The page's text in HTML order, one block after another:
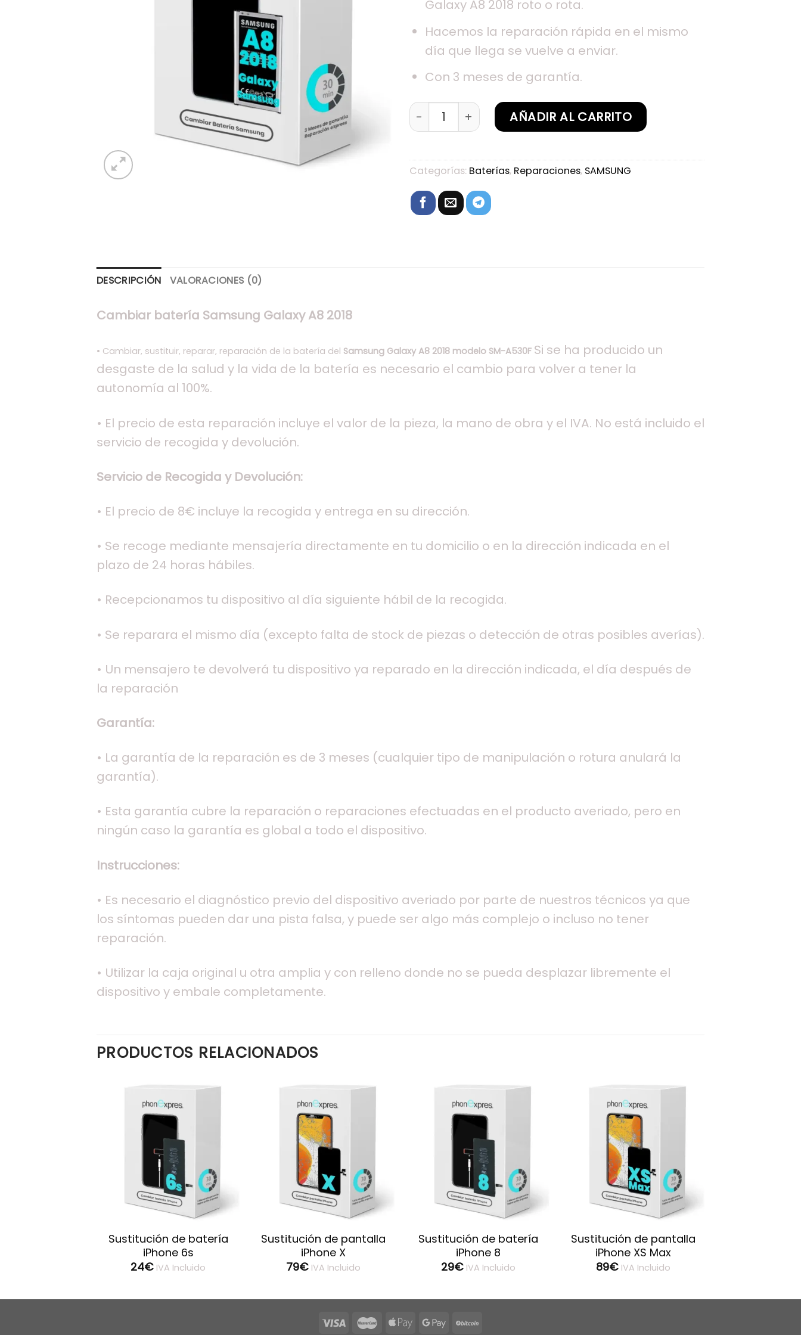
Galaxy A8 2018 roto o rota.
Hacemos la reparación rápida en el mismo
día que llega se vuelve a enviar.
Con 3 meses de garantía.
Sustitución de batería Samsung Galaxy A8 2018 cantidad
AÑADIR AL CARRITO
Categorías: Baterías, Reparaciones, SAMSUNG
DESCRIPCIÓN VALORACIONES (0)
Cambiar batería Samsung Galaxy A8 2018
• Cambiar, sustituir, reparar, reparación de la batería del Samsung Galaxy A8 2018 modelo SM-A530F Si se ha producido un
desgaste de la salud y la vida de la batería es necesario el cambio para volver a tener la
autonomía al 100%.
• El precio de esta reparación incluye el valor de la pieza, la mano de obra y el IVA. No está incluido el
servicio de recogida y devolución.
Servicio de Recogida y Devolución:
• El precio de 8€ incluye la recogida y entrega en su dirección.
• Se recoge mediante mensajería directamente en tu domicilio o en la dirección indicada en el
plazo de 24 horas hábiles.
• Recepcionamos tu dispositivo al día siguiente hábil de la recogida.
• Se reparara el mismo día (excepto falta de stock de piezas o detección de otras posibles averías).
• Un mensajero te devolverá tu dispositivo ya reparado en la dirección indicada, el día después de
la reparación
Garantía:
• La garantía de la reparación es de 3 meses (cualquier tipo de manipulación o rotura anulará la
garantía).
• Esta garantía cubre la reparación o reparaciones efectuadas en el producto averiado, pero en
ningún caso la garantía es global a todo el dispositivo.
Instrucciones:
• Es necesario el diagnóstico previo del dispositivo averiado por parte de nuestros técnicos ya que
los síntomas pueden dar una pista falsa, y puede ser algo más complejo o incluso no tener
reparación.
• Utilizar la caja original u otra amplia y con relleno donde no se pueda desplazar libremente el
dispositivo y embale completamente.
PRODUCTOS RELACIONADOS
Sustitución de batería
iPhone 6s
24€ IVA Incluido
Sustitución de pantalla
iPhone X
79€ IVA Incluido
Sustitución de batería
iPhone 8
29€ IVA Incluido
Sustitución de pantalla
iPhone XS Max
89€ IVA Incluido